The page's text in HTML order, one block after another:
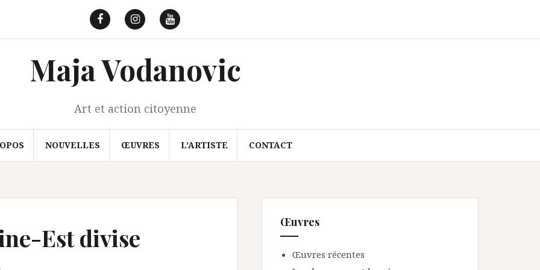
FacebookInstagramYoutube
Maja Vodanovic
Art et action citoyenne
NOUVELLES ŒUVRES L’ARTISTE CONTACT
Est divise
Œuvres
Œuvres récentes